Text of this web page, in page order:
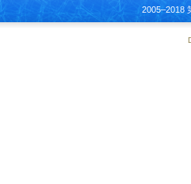
2005–2018